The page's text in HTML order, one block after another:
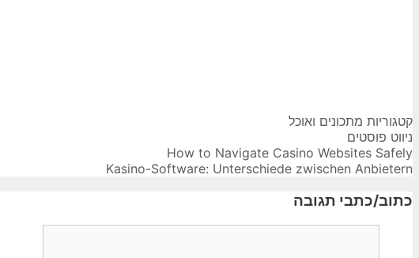
קטגוריות מתכונים ואוכל
ניווט פוסטים
How to Navigate Casino Websites Safely
Kasino-Software: Unterschiede zwischen Anbietern
כתוב/כתבי תגובה